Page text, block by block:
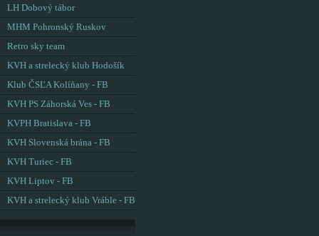
LH Dobový tábor
MHM Pohronský Ruskov
Retro sky team
KVH a strelecký klub Hodošík
Klub ČSĽA Kolíňany - FB
KVH PS Záhorská Ves - FB
KVPH Bratislava - FB
KVH Slovenská brána - FB
KVH Turiec - FB
KVH Liptov - FB
KVH a strelecký klub Vráble - FB